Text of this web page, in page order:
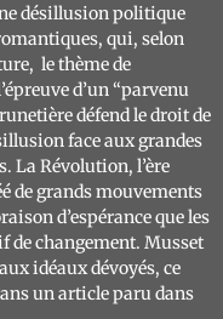
désillusion politique
qui, selon
le thème de
d’un “parvenu
défend le droit de
face aux grandes
La Révolution, l’ère
de grands mouvements
d’espérance que les
de changement. Musset
idéaux dévoyés, ce
un article paru dans